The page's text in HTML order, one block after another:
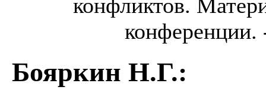
конфликтов.
Бояркин Н.Г.: